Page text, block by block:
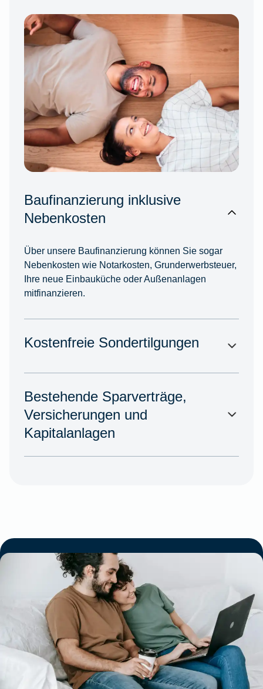
Baufinanzierung inklusive
Nebenkosten
Über unsere Baufinanzierung können Sie sogar
Nebenkosten wie Notarkosten, Grunderwerbsteuer,
Ihre neue Einbauküche oder Außenanlagen
mitfinanzieren.
Kostenfreie Sondertilgungen
Bestehende Sparverträge,
Versicherungen und
Kapitalanlagen